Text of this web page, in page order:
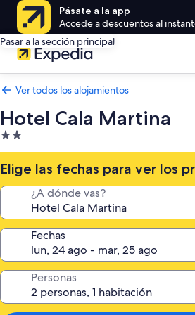
Pásate a la app
Accede a descuentos al
Pasar a la sección principal
Ver todos los alojamientos
Hotel Cala Martina
Alojamiento
de
2.0 estrellas
Elige las fechas para ver los
¿A dónde vas?
Fechas
Personas